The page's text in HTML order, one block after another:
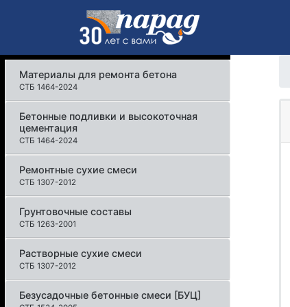
Материалы для ремонта бетона
СТБ 1464-2024
Бетонные подливки и высокоточная
цементация
СТБ 1464-2024
Ремонтные сухие смеси
СТБ 1307-2012
Грунтовочные составы
СТБ 1263-2001
Растворные сухие смеси
СТБ 1307-2012
Безусадочные бетонные смеси [БУЦ]